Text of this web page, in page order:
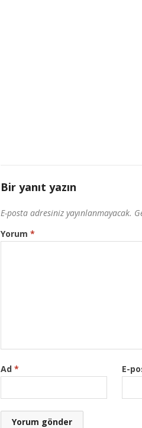
Bir yanıt yazın
E-posta adresiniz yayınlanmayacak.
Yorum *
Ad * E-